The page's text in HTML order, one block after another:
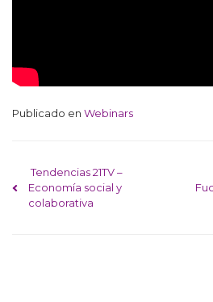
Publicado en Webinars
Tendencias 21TV –
Economía social y
colaborativa